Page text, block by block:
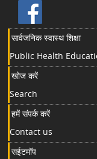
सार्वजनिक स्वास्थ शिक्षा
Public Health
खोज करें
Search
हमें संपर्क करें
Contact us
सईटमॉप